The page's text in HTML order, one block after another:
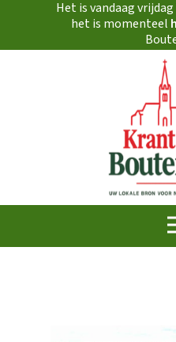
Het is vandaagvrijdag
het is momenteel